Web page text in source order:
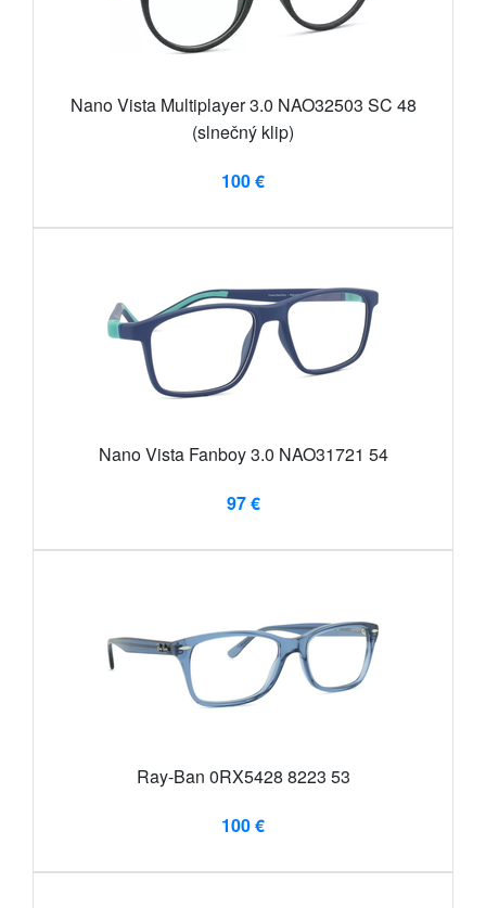
Nano Vista Multiplayer 3.0 NAO32503 SC 48
(slnečný klip)
100 €
Nano Vista Fanboy 3.0 NAO31721 54
97 €
Ray-Ban 0RX5428 8223 53
100 €